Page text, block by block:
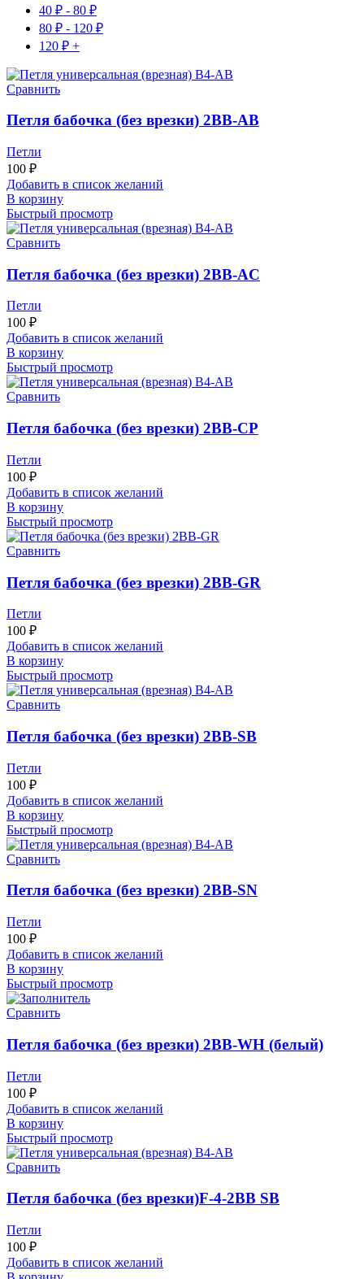
40 ₽ - 80 ₽
80 ₽ - 120 ₽
120 ₽ +
Сравнить
Петля бабочка (без врезки) 2BB-AB
Петли
100 ₽
Добавить в список желаний
В корзину
Быстрый просмотр
Сравнить
Петля бабочка (без врезки) 2BB-AC
Петли
100 ₽
Добавить в список желаний
В корзину
Быстрый просмотр
Сравнить
Петля бабочка (без врезки) 2BB-CP
Петли
100 ₽
Добавить в список желаний
В корзину
Быстрый просмотр
Сравнить
Петля бабочка (без врезки) 2BB-GR
Петли
100 ₽
Добавить в список желаний
В корзину
Быстрый просмотр
Сравнить
Петля бабочка (без врезки) 2BB-SB
Петли
100 ₽
Добавить в список желаний
В корзину
Быстрый просмотр
Сравнить
Петля бабочка (без врезки) 2BB-SN
Петли
100 ₽
Добавить в список желаний
В корзину
Быстрый просмотр
Сравнить
Петля бабочка (без врезки) 2BB-WH (белый)
Петли
100 ₽
Добавить в список желаний
В корзину
Быстрый просмотр
Сравнить
Петля бабочка (без врезки)F-4-2BB SB
Петли
100 ₽
Добавить в список желаний